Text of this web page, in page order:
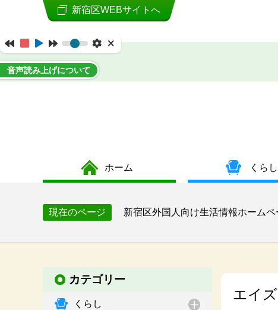
音声読み上げについて
新宿区WEBサイトへ
ホーム くらし
現在のページ 新宿区外国人向け生活情報ホームペ
カテゴリー
くらし
エイ